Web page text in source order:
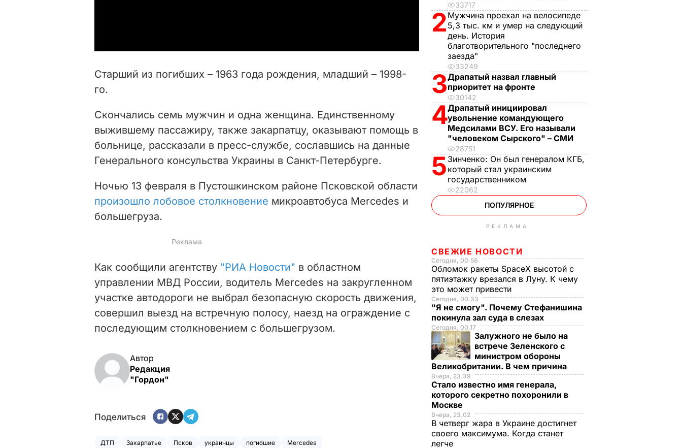
i
d
e
o
Старший из погибших – 1963 года рождения, младший – 1998-
го.
Скончались семь мужчин и одна женщина. Единственному
выжившему пассажиру, также закарпатцу, оказывают помощь в
больнице, рассказали в пресс-службе, сославшись на данные
Генерального консульства Украины в Санкт-Петербурге.
Ночью 13 февраля в Пустошкинском районе Псковской области
произошло лобовое столкновение микроавтобуса Mercedes и
большегруза.
Как сообщили агентству "РИА Новости" в областном
управлении МВД России, водитель Mercedes на закругленном
участке автодороги не выбрал безопасную скорость движения,
совершил выезд на встречную полосу, наезд на ограждение с
последующим столкновением с большегрузом.
Автор
Редакция
"Гордон"
Поделиться
ДТП Закарпатье Псков украинцы погибшие Mercedes
33717
2 Мужчина проехал на велосипеде
5,3 тыс. км и умер на следующий
день. История
благотворительного "последнего
заезда"
33249
3Драпатый назвал главный
приоритет на фронте
30142
4Драпатый инициировал
увольнение командующего
Медсилами ВСУ. Его называли
"человеком Сырского" – СМИ
28751
5 Зинченко: Он был генералом КГБ,
который стал украинским
государственником
22062
ПОПУЛЯРНОЕ
РЕКЛАМА
СВЕЖИЕ НОВОСТИ
Сегодня, 00.56
Обломок ракеты SpaceX высотой с
пятиэтажку врезался в Луну. К чему
это может привести
Сегодня, 00.33
"Я не смогу". Почему Стефанишина
покинула зал суда в слезах
Сегодня, 00.17
Залужного не было на
встрече Зеленского с
министром обороны
Великобритании. В чем причина
Вчера, 23.39
Стало известно имя генерала,
которого секретно похоронили в
Москве
Вчера, 23.02
В четверг жара в Украине достигнет
своего максимума. Когда станет
легче